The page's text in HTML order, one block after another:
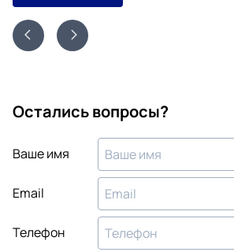
Остались вопросы?
Ваше имя
Email
Телефон